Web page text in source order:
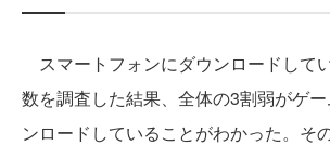
スマートフォンにダウンロードして
数を調査した結果、全体の3割弱がゲ
ンロードしていることがわかった。そ